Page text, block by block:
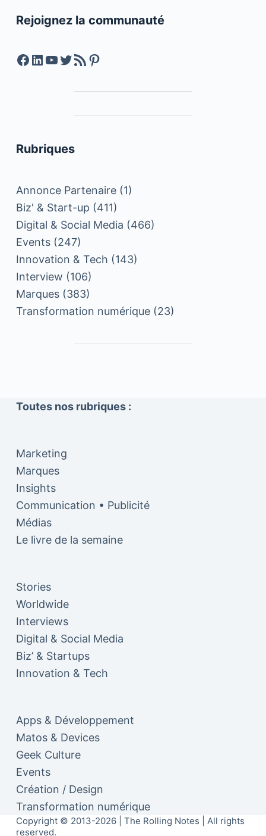
Rejoignez la communauté
Facebook
LinkedIn
YouTube
Twitter
Feed RSSPinterest
Rubriques
Annonce Partenaire(1)
Biz' & Start-up (411)
Digital & Social Media (466)
Events(247)
Innovation & Tech (143)
Interview (106)
Marques(383)
Transformation numérique(23)
Toutes nos rubriques :
Marketing
Marques
Insights
Communication • Publicité
Médias
Le livre de la semaine
Stories
Worldwide
Interviews
Digital & Social Media
Biz’ & Startups
Innovation & Tech
Apps & Développement
Matos & Devices
Geek Culture
Events
Création / Design
Transformation numérique
Copyright © 2013-2026 | The Rolling Notes | All rights
reserved.